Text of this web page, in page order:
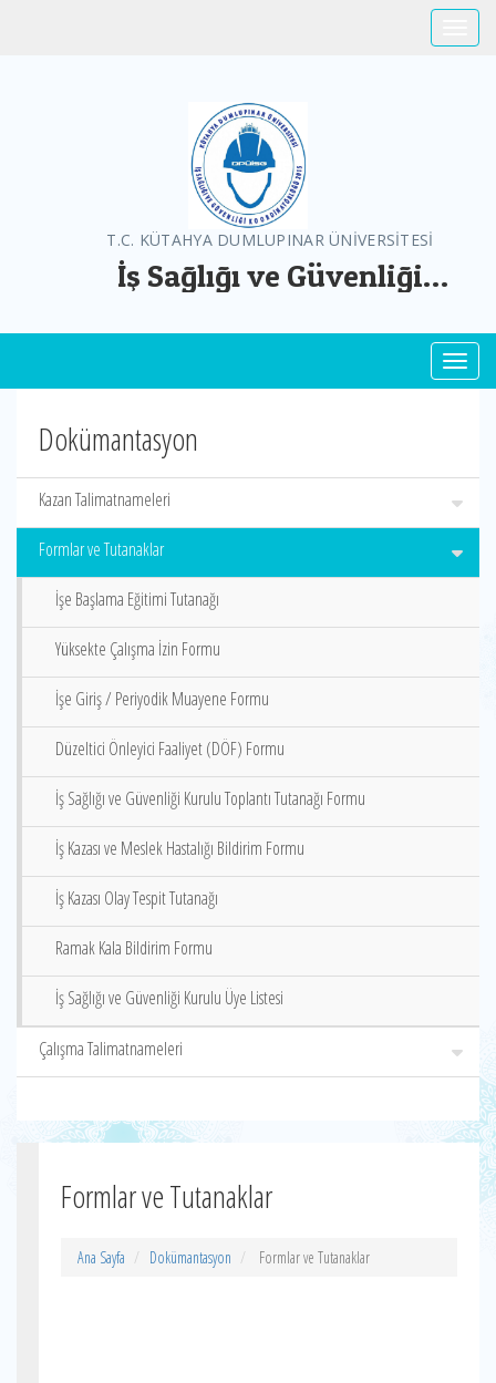
T.C. KÜTAHYA DUMLUPINAR ÜNİVERSİTESİ
İş Sağlığı ve Güvenliği
Dokümantasyon
Kazan Talimatnameleri
Formlar ve Tutanaklar
İşe Başlama Eğitimi Tutanağı
Yüksekte Çalışma İzin Formu
İşe Giriş / Periyodik Muayene Formu
Düzeltici Önleyici Faaliyet (DÖF) Formu
İş Sağlığı ve Güvenliği Kurulu Toplantı Tutanağı Formu
İş Kazası ve Meslek Hastalığı Bildirim Formu
İş Kazası Olay Tespit Tutanağı
Ramak Kala Bildirim Formu
İş Sağlığı ve Güvenliği Kurulu Üye Listesi
Çalışma Talimatnameleri
Formlar ve Tutanaklar
Ana Sayfa Dokümantasyon Formlar ve Tutanaklar